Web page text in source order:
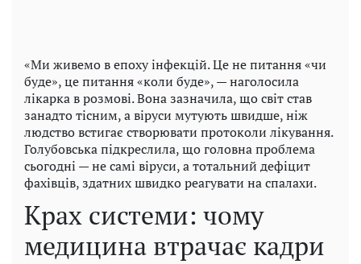
«Ми живемо в епоху інфекцій. Це не питання «чи
буде», це питання «коли буде», — наголосила
лікарка в розмові. Вона зазначила, що світ став
занадто тісним, а віруси мутують швидше, ніж
людство встигає створювати протоколи лікування.
Голубовська підкреслила, що головна проблема
сьогодні — не самі віруси, а тотальний дефіцит
фахівців, здатних швидко реагувати на спалахи.
Крах системи: чому
медицина втрачає кадри